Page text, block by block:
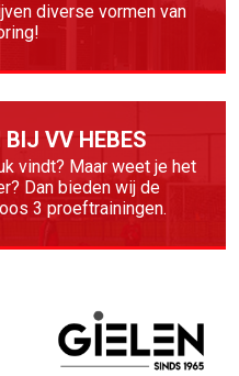
diverse vormen van
BIJ VV HEBES
vindt? Maar weet je het
Dan bieden wij de
3 proeftrainingen.